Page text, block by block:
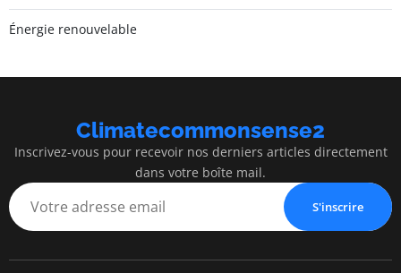
Énergie renouvelable
Climatecommonsense2
Inscrivez-vous pour recevoir nos derniers articles directement
dans votre boîte mail.
S'inscrire